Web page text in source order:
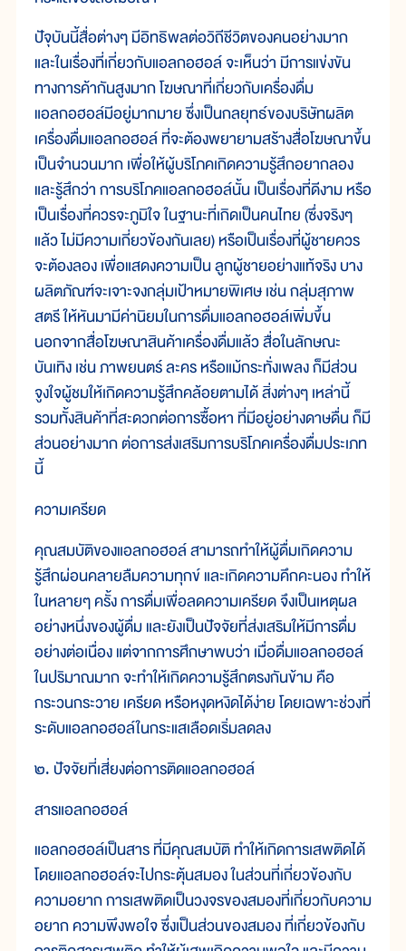
ปัจุบันนี้สื่อต่างๆ มีอิทธิพลต่อวิถีชีวิตของคนอย่างมาก
และในเรื่องที่เกี่ยวกับแอลกอฮอล์ จะเห็นว่า มีการแข่งขัน
ทางการค้ากันสูงมาก โฆษณาที่เกี่ยวกับเครื่องดื่ม
แอลกอฮอล์มีอยู่มากมาย ซึ่งเป็นกลยุทธ์ของบริษัทผลิต
เครื่องดื่มแอลกอฮอล์ ที่จะต้องพยายามสร้างสื่อโฆษณาขึ้น
เป็นจำนวนมาก เพื่อให้ผู้บริโภคเกิดความรู้สึกอยากลอง
และรู้สึกว่า การบริโภคแอลกอฮอล์นั้น เป็นเรื่องที่ดีงาม หรือ
เป็นเรื่องที่ควรจะภูมิใจ ในฐานะที่เกิดเป็นคนไทย (ซึ่งจริงๆ
แล้ว ไม่มีความเกี่ยวข้องกันเลย) หรือเป็นเรื่องที่ผู้ชายควร
จะต้องลอง เพื่อแสดงความเป็น ลูกผู้ชายอย่างแท้จริง บาง
ผลิตภัณฑ์จะเจาะจงกลุ่มเป้าหมายพิเศษ เช่น กลุ่มสุภาพ
สตรี ให้หันมามีค่านิยมในการดื่มแอลกอฮอล์เพิ่มขึ้น
นอกจากสื่อโฆษณาสินค้าเครื่องดื่มแล้ว สื่อในลักษณะ
บันเทิง เช่น ภาพยนตร์ ละคร หรือแม้กระทั่งเพลง ก็มีส่วน
จูงใจผู้ชมให้เกิดความรู้สึกคล้อยตามได้ สิ่งต่างๆ เหล่านี้
รวมทั้งสินค้าที่สะดวกต่อการซื้อหา ที่มีอยู่อย่างดาษดื่น ก็มี
ส่วนอย่างมาก ต่อการส่งเสริมการบริโภคเครื่องดื่มประเภท
นี้
ความเครียด
คุณสมบัติของแอลกอฮอล์ สามารถทำให้ผู้ดื่มเกิดความ
รู้สึกผ่อนคลายลืมความทุกข์ และเกิดความคึกคะนอง ทำให้
ในหลายๆ ครั้ง การดื่มเพื่อลดความเครียด จึงเป็นเหตุผล
อย่างหนึ่งของผู้ดื่ม และยังเป็นปัจจัยที่ส่งเสริมให้มีการดื่ม
อย่างต่อเนื่อง แต่จากการศึกษาพบว่า เมื่อดื่มแอลกอฮอล์
ในปริมาณมาก จะทำให้เกิดความรู้สึกตรงกันข้าม คือ
กระวนกระวาย เครียด หรือหงุดหงิดได้ง่าย โดยเฉพาะช่วงที่
ระดับแอลกอฮอล์ในกระแสเลือดเริ่มลดลง
๒. ปัจจัยที่เสี่ยงต่อการติดแอลกอฮอล์
สารแอลกอฮอล์
แอลกอฮอล์เป็นสาร ที่มีคุณสมบัติ ทำให้เกิดการเสพติดได้
โดยแอลกอฮอล์จะไปกระตุ้นสมอง ในส่วนที่เกี่ยวข้องกับ
ความอยาก การเสพติดเป็นวงจรของสมองที่เกี่ยวกับความ
อยาก ความพึงพอใจ ซึ่งเป็นส่วนของสมอง ที่เกี่ยวข้องกับ